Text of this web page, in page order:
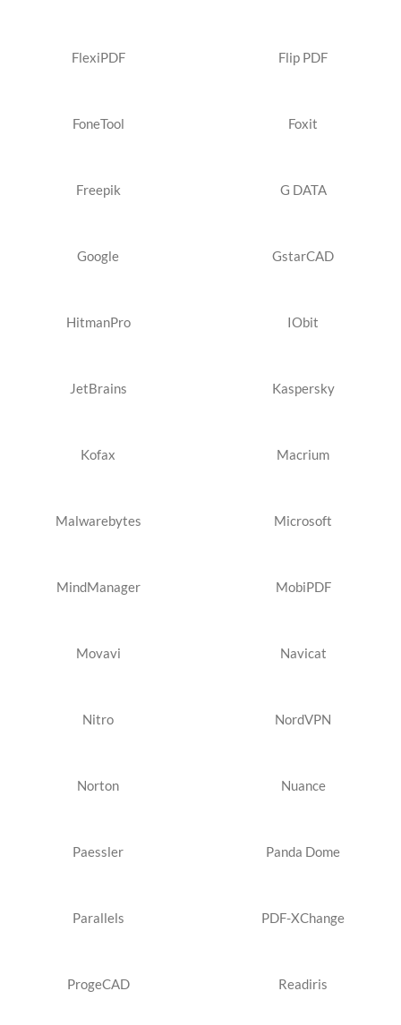
FlexiPDF Flip PDF
FoneTool Foxit
Freepik G DATA
Google GstarCAD
HitmanPro IObit
JetBrains Kaspersky
Kofax Macrium
Malwarebytes Microsoft
MindManager MobiPDF
Movavi Navicat
Nitro NordVPN
Norton Nuance
Paessler Panda Dome
Parallels PDF-XChange
ProgeCAD Readiris